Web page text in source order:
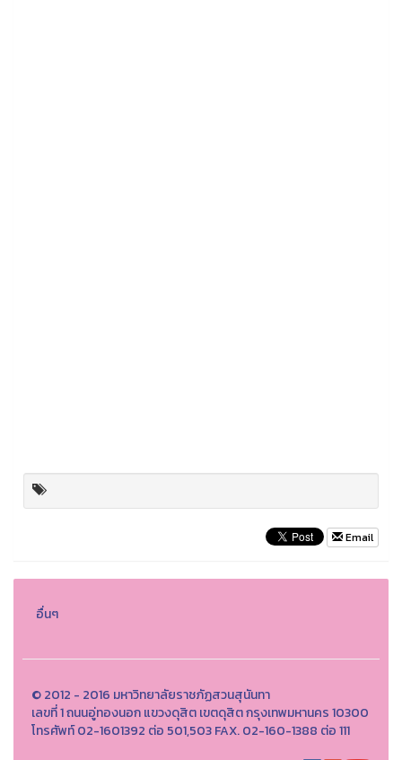
Email
อื่นๆ
© 2012 - 2016 มหาวิทยาลัยราชภัฏสวนสุนันทา
เลขที่ 1 ถนนอู่ทองนอก แขวงดุสิต เขตดุสิต กรุงเทพมหานคร 10300
โทรศัพท์ 02-1601392 ต่อ 501,503 FAX. 02-160-1388 ต่อ 111